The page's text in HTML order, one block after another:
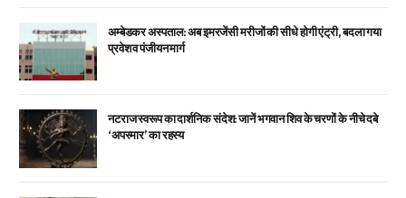
अम्बेडकर अस्पताल: अब इमरजेंसी मरीजों की सीधे होगी एंट्री, बदला गया
प्रवेश व पंजीयन मार्ग
नटराज स्वरूप का दार्शनिक संदेश: जानें भगवान शिव के चरणों के नीचे दबे
‘अपस्मार’ का रहस्य